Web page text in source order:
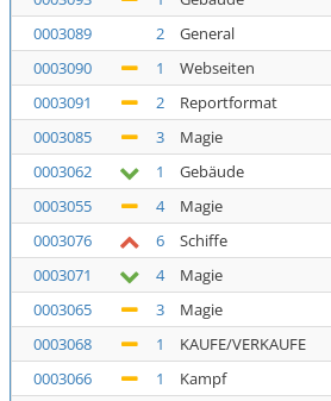
0003089
2 General
0003090
1 Webseiten
0003091
2 Reportformat
0003085
3 Magie
0003062
1 Gebäude
0003055
4 Magie
0003076
6 Schiffe
0003071
4 Magie
0003065
3 Magie
0003068
1 KAUFE/VERKAUFE
0003066
1 Kampf